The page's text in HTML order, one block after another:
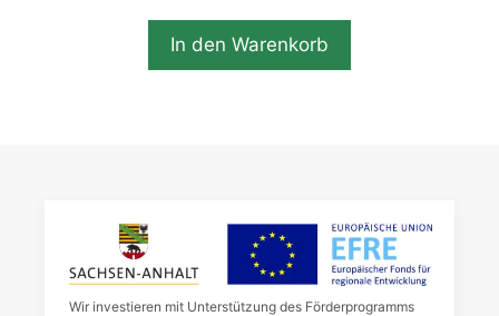
In den Warenkorb
Wir investieren mit Unterstützung des Förderprogramms